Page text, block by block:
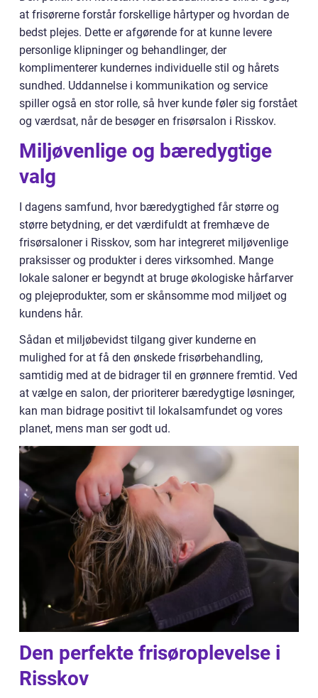
at frisørerne forstår forskellige hårtyper og hvordan de
bedst plejes. Dette er afgørende for at kunne levere
personlige klipninger og behandlinger, der
komplimenterer kundernes individuelle stil og hårets
sundhed. Uddannelse i kommunikation og service
spiller også en stor rolle, så hver kunde føler sig forstået
og værdsat, når de besøger en frisørsalon i Risskov.
Miljøvenlige og bæredygtige
valg
I dagens samfund, hvor bæredygtighed får større og
større betydning, er det værdifuldt at fremhæve de
frisørsaloner i Risskov, som har integreret miljøvenlige
praksisser og produkter i deres virksomhed. Mange
lokale saloner er begyndt at bruge økologiske hårfarver
og plejeprodukter, som er skånsomme mod miljøet og
kundens hår.
Sådan et miljøbevidst tilgang giver kunderne en
mulighed for at få den ønskede frisørbehandling,
samtidig med at de bidrager til en grønnere fremtid. Ved
at vælge en salon, der prioriterer bæredygtige løsninger,
kan man bidrage positivt til lokalsamfundet og vores
planet, mens man ser godt ud.
Den perfekte frisøroplevelse i
Risskov